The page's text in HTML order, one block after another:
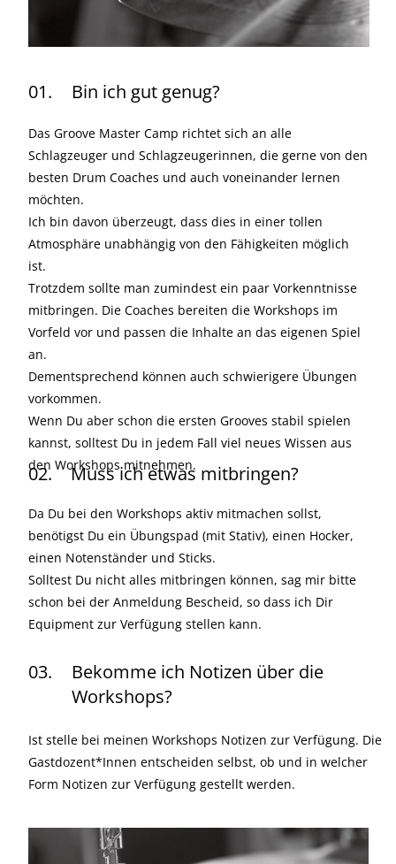
01. Bin ich gut genug?
Das Groove Master Camp richtet sich an alle
Schlagzeuger und Schlagzeugerinnen, die gerne von den
besten Drum Coaches und auch voneinander lernen
möchten.
Ich bin davon überzeugt, dass dies in einer tollen
Atmosphäre unabhängig von den Fähigkeiten möglich
ist.
Trotzdem sollte man zumindest ein paar Vorkenntnisse
mitbringen. Die Coaches bereiten die Workshops im
Vorfeld vor und passen die Inhalte an das eigenen Spiel
an.
Dementsprechend können auch schwierigere Übungen
vorkommen.
Wenn Du aber schon die ersten Grooves stabil spielen
kannst, solltest Du in jedem Fall viel neues Wissen aus
den Workshops mitnehmen.
Muss ich etwas mitbringen?
02.
Da Du bei den Workshops aktiv mitmachen sollst,
benötigst Du ein Übungspad (mit Stativ), einen Hocker,
einen Notenständer und Sticks.
Solltest Du nicht alles mitbringen können, sag mir bitte
schon bei der Anmeldung Bescheid, so dass ich Dir
Equipment zur Verfügung stellen kann.
Bekomme ich Notizen über die
Workshops?
03.
Ist stelle bei meinen Workshops Notizen zur Verfügung. Die
Gastdozent*Innen entscheiden selbst, ob und in welcher
Form Notizen zur Verfügung gestellt werden.